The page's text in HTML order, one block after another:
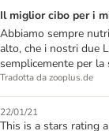
Il miglior cibo per i
Abbiamo sempre
alto, che i nostri due
semplicemente per la
Tradotta da zooplus.de
22/01/21
This is a stars rating